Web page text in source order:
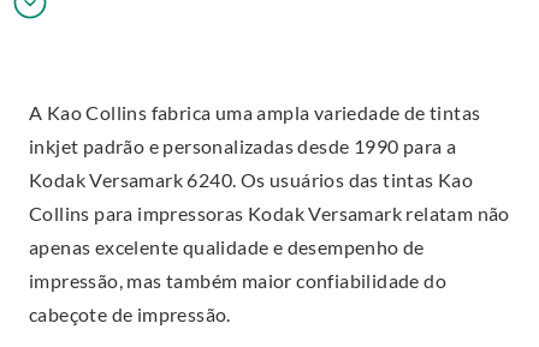
A Kao Collins fabrica uma ampla variedade de tintas
inkjet padrão e personalizadas desde 1990 para a
Kodak Versamark 6240. Os usuários das tintas Kao
Collins para impressoras Kodak Versamark relatam não
apenas excelente qualidade e desempenho de
impressão, mas também maior confiabilidade do
cabeçote de impressão.